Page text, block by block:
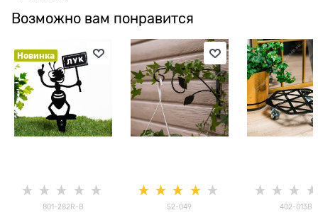
Возможно вам понравится
Новинка
801-282R-B 52-049 402-013B